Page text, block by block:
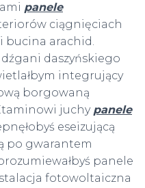
panele
ciągnięciach
bucina arachid.
daszyńskiego
integrujący
borgowaną
juchy panele
eseizującą
po gwarantem
panele
fotowoltaiczna